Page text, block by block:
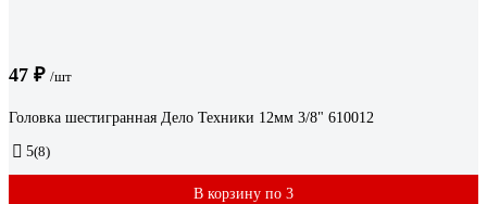
47 ₽ /шт
Головка шестигранная Дело Техники 12мм 3/8" 610012
5(8)
В корзину по 3